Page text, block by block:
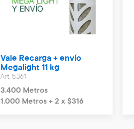
Vale Recarga + envío
Megalight 11 kg
Art. 5.361
3.400 Metros
1.000 Metros + 2 x $316